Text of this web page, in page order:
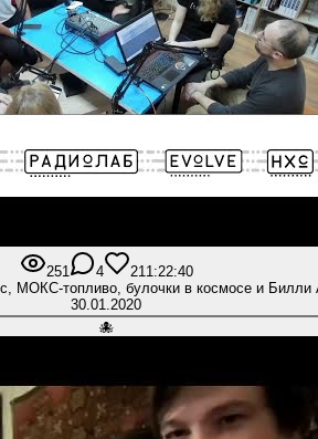
251 4 21 1:22:40
МОКС-топливо, булочки в космосе и
30.01.2020
🐙